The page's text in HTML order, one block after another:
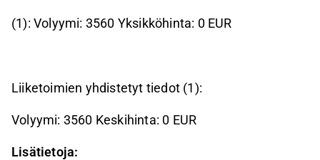
(1): Volyymi: 3560 Yksikköhinta: 0 EUR
Liiketoimien yhdistetyt tiedot (1):
Volyymi: 3560 Keskihinta: 0 EUR
Lisätietoja: